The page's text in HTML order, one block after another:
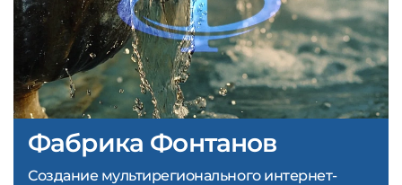
Фабрика Фонтанов
Создание мультирегионального интернет-